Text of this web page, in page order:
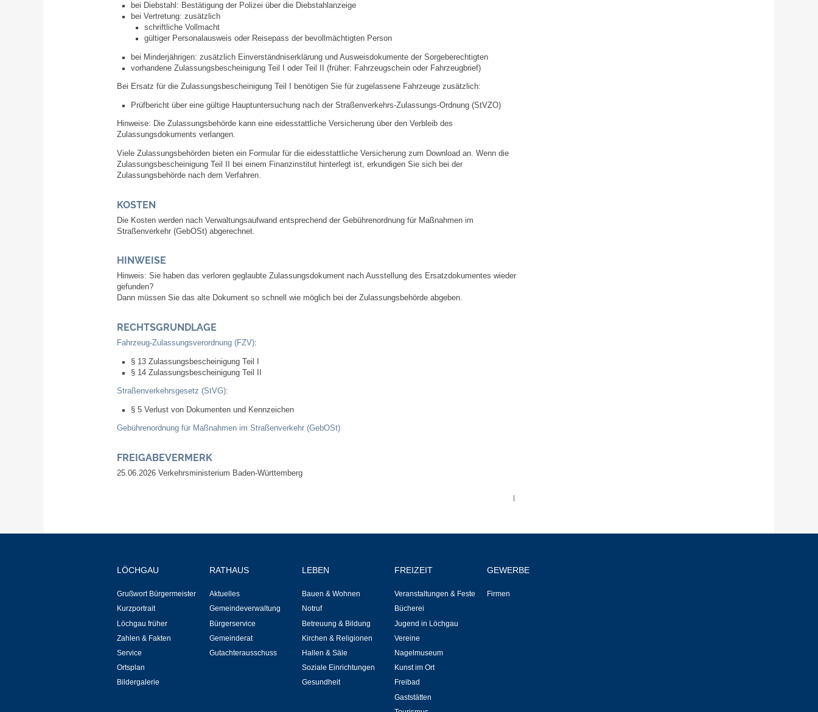
Ratsinfo
Laufende beschränkte Ausschreibungen
Musikschule
Kirchen & Religionen
Evangelische Kirchengemeinde
Katholische Kirchengemeinde
Neuapostolische Kirche
bei Diebstahl: Bestätigung der Polizei über die Diebstahlanzeige
bei Vertretung: zusätzlich
schriftliche Vollmacht
gültiger Personalausweis oder Reisepass der bevollmächtigten Person
bei Minderjährigen: zusätzlich Einverständniserklärung und Ausweisdokumente der Sorgeberechtigten
vorhandene Zulassungsbescheinigung Teil I oder Teil II (früher: Fahrzeugschein oder Fahrzeugbrief)
Bei Ersatz für die Zulassungsbescheinigung Teil I benötigen Sie für zugelassene Fahrzeuge zusätzlich:
Prüfbericht über eine gültige Hauptuntersuchung nach der Straßenverkehrs-Zulassungs-Ordnung (StVZO)
Hinweise: Die Zulassungsbehörde kann eine eidesstattliche Versicherung über den Verbleib des
Zulassungsdokuments verlangen.
Viele Zulassungsbehörden bieten ein Formular für die eidesstattliche Versicherung zum Download an. Wenn die
Zulassungsbescheinigung Teil II bei einem Finanzinstitut hinterlegt ist, erkundigen Sie sich bei der
Zulassungsbehörde nach dem Verfahren.
KOSTEN
Die Kosten werden nach Verwaltungsaufwand entsprechend der Gebührenordnung für Maßnahmen im
Straßenverkehr (GebOSt) abgerechnet.
HINWEISE
Hinweis: Sie haben das verloren geglaubte Zulassungsdokument nach Ausstellung des Ersatzdokumentes wieder
gefunden?
Dann müssen Sie das alte Dokument so schnell wie möglich bei der Zu lassungsbehörde abgeben.
RECHTSGRUNDLAGE
Fahrzeug-Zulassungsverordnung (FZV):
§ 13 Zulassungsbescheinigung Teil I
§ 14 Zulassungsbescheinigung Teil II
Straßenverkehrsgesetz (StVG):
§ 5 Verlust von Dokumenten und Kennzeichen
Gebührenordnung für Maßnahmen im Straßenverkehr (GebOSt)
FREIGABEVERMERK
25.06.2026 Verkehrsministerium Baden-Württemberg
LÖCHGAU
Grußwort Bürgermeister
Kurzportrait
Löchgau früher
Zahlen & Fakten
Service
Ortsplan
Bildergalerie
RATHAUS
Aktuelles
Gemeindeverwaltung
Bürgerservice
Gemeinderat
Gutachterausschuss
LEBEN
Bauen & Wohnen
Notruf
Betreuung & Bildung
Kirchen & Religionen
Hallen & Säle
Soziale Einrichtungen
Gesundheit
FREIZEIT
Veranstaltungen & Feste
Bücherei
Jugend in Löchgau
Vereine
Nagelmuseum
Kunst im Ort
Freibad
Gaststätten
GEWERBE
Firmen